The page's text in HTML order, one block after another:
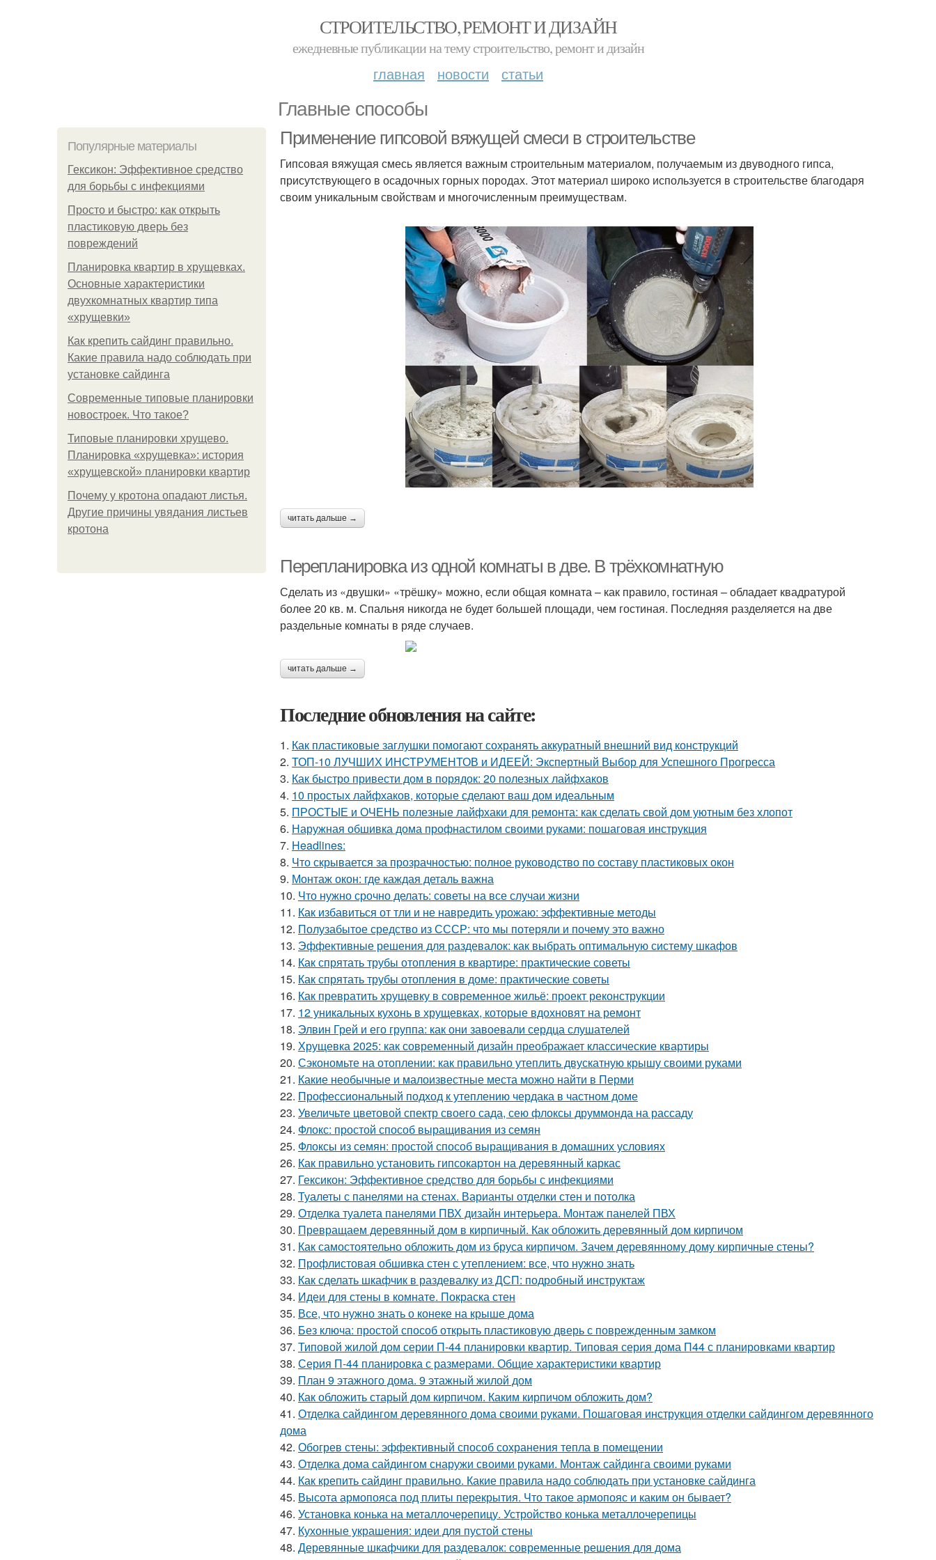
СТРОИТЕЛЬСТВО, РЕМОНТ И ДИЗАЙН
ежедневные публикации на тему строительство, ремонт и дизайн
главная новости статьи
Главные способы
Популярные материалы
Гексикон: Эффективное средство
для борьбы с инфекциями
Просто и быстро: как открыть
пластиковую дверь без
повреждений
Планировка квартир в хрущевках.
Основные характеристики
двухкомнатных квартир типа
«хрущевки»
Как крепить сайдинг правильно.
Какие правила надо соблюдать при
установке сайдинга
Современные типовые планировки
новостроек. Что такое?
Типовые планировки хрущево.
Планировка «хрущевка»: история
«хрущевской» планировки квартир
Почему у кротона опадают листья.
Другие причины увядания листьев
кротона
Применение гипсовой вяжущей смеси в строительстве
Гипсовая вяжущая смесь является важным строительным материалом, получаемым из двуводного гипса,
присутствующего в осадочных горных породах. Этот материал широко используется в строительстве благодаря
своим уникальным свойствам и многочисленным преимуществам.
читать дальше →
Перепланировка из одной комнаты в две. В трёхкомнатную
Сделать из «двушки» «трёшку» можно, если общая комната – как правило, гостиная – обладает квадратурой
более 20 кв. м. Спальня никогда не будет большей площади, чем гостиная. Последняя разделяется на две
раздельные комнаты в ряде случаев.
читать дальше →
Последние обновления на сайте:
1. Как пластиковые заглушки помогают сохранять аккуратный внешний вид конструкций
2. ТОП-10 ЛУЧШИХ ИНСТРУМЕНТОВ и ИДЕЕЙ: Экспертный Выбор для Успешного Прогресса
3. Как быстро привести дом в порядок: 20 полезных лайфхаков
4. 10 простых лайфхаков, которые сделают ваш дом идеальным
5. ПРОСТЫЕ и ОЧЕНЬ полезные лайфхаки для ремонта: как сделать свой дом уютным без хлопот
6. Наружная обшивка дома профнастилом своими руками: пошаговая инструкция
7. Headlines:
8. Что скрывается за прозрачностью: полное руководство по составу пластиковых окон
9. Монтаж окон: где каждая деталь важна
10. Что нужно срочно делать: советы на все случаи жизни
11. Как избавиться от тли и не навредить урожаю: эффективные методы
12. Полузабытое средство из СССР: что мы потеряли и почему это важно
13. Эффективные решения для раздевалок: как выбрать оптимальную систему шкафов
14. Как спрятать трубы отопления в квартире: практические советы
15. Как спрятать трубы отопления в доме: практические советы
16. Как превратить хрущевку в современное жильё: проект реконструкции
17. 12 уникальных кухонь в хрущевках, которые вдохновят на ремонт
18. Элвин Грей и его группа: как они завоевали сердца слушателей
19. Хрущевка 2025: как современный дизайн преображает классические квартиры
20. Сэкономьте на отоплении: как правильно утеплить двускатную крышу своими руками
21. Какие необычные и малоизвестные места можно найти в Перми
22. Профессиональный подход к утеплению чердака в частном доме
23. Увеличьте цветовой спектр своего сада, сею флоксы друммонда на рассаду
24. Флокс: простой способ выращивания из семян
25. Флоксы из семян: простой способ выращивания в домашних условиях
26. Как правильно установить гипсокартон на деревянный каркас
27. Гексикон: Эффективное средство для борьбы с инфекциями
28. Туалеты с панелями на стенах. Варианты отделки стен и потолка
29. Отделка туалета панелями ПВХ дизайн интерьера. Монтаж панелей ПВХ
30. Превращаем деревянный дом в кирпичный. Как обложить деревянный дом кирпичом
31. Как самостоятельно обложить дом из бруса кирпичом. Зачем деревянному дому кирпичные стены?
32. Профлистовая обшивка стен с утеплением: все, что нужно знать
33. Как сделать шкафчик в раздевалку из ДСП: подробный инструктаж
34. Идеи для стены в комнате. Покраска стен
35. Все, что нужно знать о конеке на крыше дома
36. Без ключа: простой способ открыть пластиковую дверь с поврежденным замком
37. Типовой жилой дом серии П-44 планировки квартир. Типовая серия дома П44 с планировками квартир
38. Серия П-44 планировка с размерами. Общие характеристики квартир
39. План 9 этажного дома. 9 этажный жилой дом
40. Как обложить старый дом кирпичом. Каким кирпичом обложить дом?
41. Отделка сайдингом деревянного дома своими руками. Пошаговая инструкция отделки сайдингом деревянного
дома
42. Обогрев стены: эффективный способ сохранения тепла в помещении
43. Отделка дома сайдингом снаружи своими руками. Монтаж сайдинга своими руками
44. Как крепить сайдинг правильно. Какие правила надо соблюдать при установке сайдинга
45. Высота армопояса под плиты перекрытия. Что такое армопояс и каким он бывает?
46. Установка конька на металлочерепицу. Устройство конька металлочерепицы
47. Кухонные украшения: идеи для пустой стены
48. Деревянные шкафчики для раздевалок: современные решения для дома